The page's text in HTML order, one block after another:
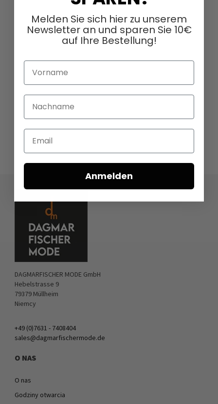
DAGMARFISCHER MODE GmbH
Hebelstrasse 9
79379 Müllheim
Niemcy
+49 (0)7631 - 7408404
sales@dagmarfischermode.de
O NAS
O nas
Godziny otwarcia
Melden Sie sich hier zu unserem
Newsletter an und sparen Sie 10€
auf Ihre Bestellung!
Vorname
Nachname
Email
Anmelden